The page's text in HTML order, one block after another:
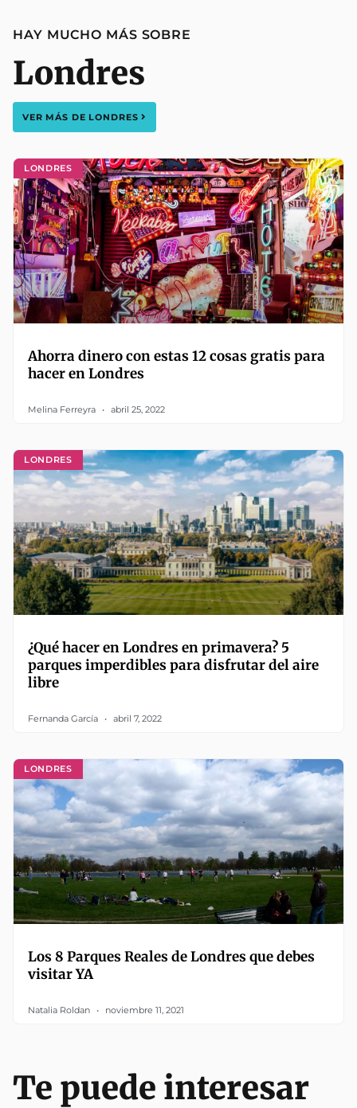
HAY MUCHO MÁS SOBRE
Londres
VER MÁS DE LONDRES
LONDRES
Ahorra dinero con estas 12 cosas gratis para
hacer en Londres
Melina Ferreyra abril 25, 2022
LONDRES
¿Qué hacer en Londres en primavera? 5
parques imperdibles para disfrutar del aire
libre
Fernanda García abril 7, 2022
LONDRES
Los 8 Parques Reales de Londres que debes
visitar YA
Natalia Roldan noviembre 11, 2021
Te puede interesar